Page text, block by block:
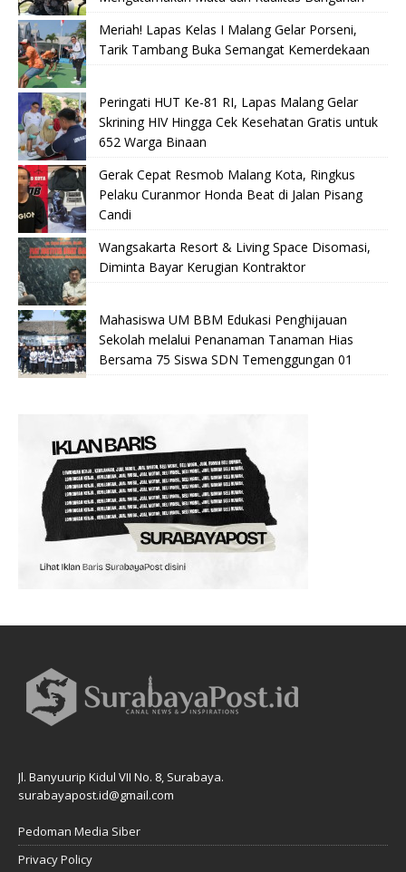
Meriah! Lapas Kelas I Malang Gelar Porseni,
Tarik Tambang Buka Semangat Kemerdekaan
Peringati HUT Ke-81 RI, Lapas Malang Gelar
Skrining HIV Hingga Cek Kesehatan Gratis untuk
652 Warga Binaan
Gerak Cepat Resmob Malang Kota, Ringkus
Pelaku Curanmor Honda Beat di Jalan Pisang
Candi
Wangsakarta Resort & Living Space Disomasi,
Diminta Bayar Kerugian Kontraktor
Mahasiswa UM BBM Edukasi Penghijauan
Sekolah melalui Penanaman Tanaman Hias
Bersama 75 Siswa SDN Temenggungan 01
Jl. Banyuurip Kidul VII No. 8, Surabaya.
surabayapost.id@gmail.com
Pedoman Media Siber
Privacy Policy